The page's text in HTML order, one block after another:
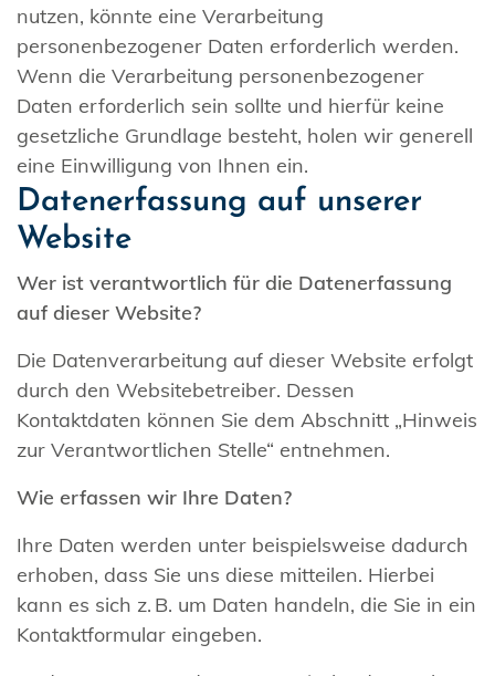
nutzen, könnte eine Verarbeitung
personenbezogener Daten erforderlich werden.
Wenn die Verarbeitung personenbezogener
Daten erforderlich sein sollte und hierfür keine
gesetzliche Grundlage besteht, holen wir generell
eine Einwilligung von Ihnen ein.
Datenerfassung auf unserer
Website
Wer ist verantwortlich für die Datenerfassung
auf dieser Website?
Die Datenverarbeitung auf dieser Website erfolgt
durch den Websitebetreiber. Dessen
Kontaktdaten können Sie dem Abschnitt „Hinweis
zur Verantwortlichen Stelle“ entnehmen.
Wie erfassen wir Ihre Daten?
Ihre Daten werden unter beispielsweise dadurch
erhoben, dass Sie uns diese mitteilen. Hierbei
kann es sich z. B. um Daten handeln, die Sie in ein
Kontaktformular eingeben.